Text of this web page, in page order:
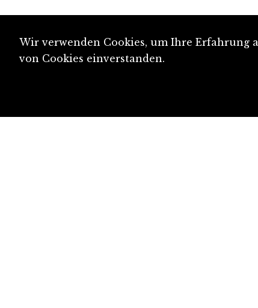
Wir verwenden Cookies, um Ihre Erfahrung
von Cookies einverstanden.